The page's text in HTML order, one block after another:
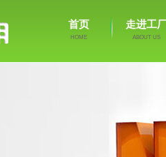
首页
HOME
走进工
ABOUT US